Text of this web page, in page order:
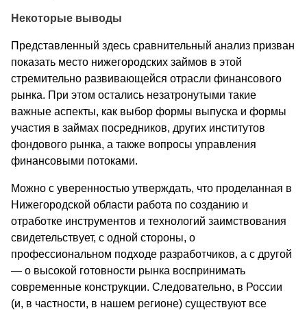
Некоторые выводы
Представленный здесь сравнительный анализ призван
показать место нижегородских займов в этой
стремительно развивающейся отрасли финансового
рынка. При этом остались незатронутыми такие
важные аспекты, как выбор формы выпуска и формы
участия в займах посредников, других институтов
фондового рынка, а также вопросы управления
финансовыми потоками.
Можно с уверенностью утверждать, что проделанная в
Нижегородской области работа по созданию и
отработке инструментов и технологий заимствования
свидетельствует, с одной стороны, о
профессиональном подходе разработчиков, а с другой
— о высокой готовности рынка воспринимать
современные конструкции. Следовательно, в России
(и, в частности, в нашем регионе) существуют все